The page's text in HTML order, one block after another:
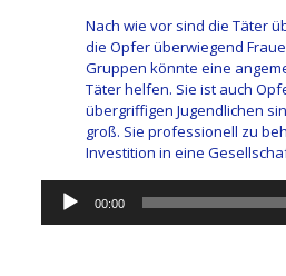
Nach wie vor sind die Täter
die Opfer überwiegend
Gruppen könnte eine
Täter helfen. Sie ist auch
übergriffigen Jugendlichen
groß. Sie professionell zu
Investition in eine
Audio-
Player
00:00